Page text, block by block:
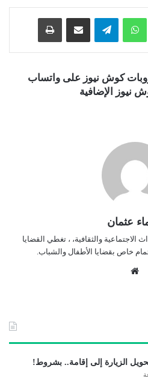
لينكدإن واتساب تيلقرام
كوش نيوز على واتساب
نيوز الإضافية
عثمان
والثقافية، ، تغطي القضايا
خاص بقضايا الأطفال والشباب.
الزيارة إلى إقامة.. بشروط!